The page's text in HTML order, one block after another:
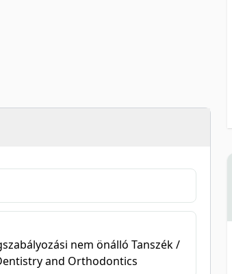
nem önálló Tanszék /
and Orthodontics